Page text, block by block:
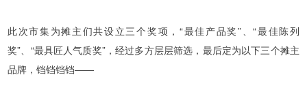
此次市集为摊主们共设立三个奖项，“最佳产品奖”、“最佳陈列
奖”、“最具匠人气质奖”，经过多方层层筛选，最后定为以下三个摊主
品牌，铛铛铛铛——